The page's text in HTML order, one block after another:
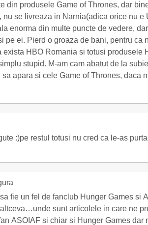
din produsele Game of Thrones, dar
nu se livreaza in Narnia(adica orice nu e
enorma din multe puncte de vedere,
pe ei. Pierd o groaza de bani, pentru ca
exista HBO Romania si totusi produsele
stupid. M-am cam abatut de la
apara si cele Game of Thrones, daca
:)pe restul totusi nu cred ca le-as
fie un fel de fanclub Hunger Games si
sunt articolele in care ne
ASOIAF si chiar si Hunger Games dar